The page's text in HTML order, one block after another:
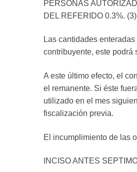
PERSONAS
DEL REFERIDO 0.3%.
Las cantidades
contribuyente, este podrá
A este último efecto, el
el remanente. Si éste
utilizado en el mes
fiscalización previa.
El incumplimiento de las
INCISO ANTES